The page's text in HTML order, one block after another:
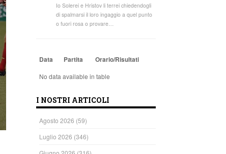
Io Solerei e Hristov li terrei chiedendogli
di spalmarsi il loro ingaggio a quel punto
o fuori rosa o provare…
Data Partita Orario/Risultati
No data available in table
I NOSTRI ARTICOLI
Agosto 2026 (59)
Luglio 2026 (346)